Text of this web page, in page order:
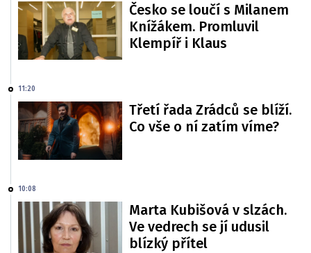
Česko se loučí s Milanem
Knížákem. Promluvil
Klempíř i Klaus
11:20
Třetí řada Zrádců se blíží.
Co vše o ní zatím víme?
10:08
Marta Kubišová v slzách.
Ve vedrech se jí udusil
blízký přítel